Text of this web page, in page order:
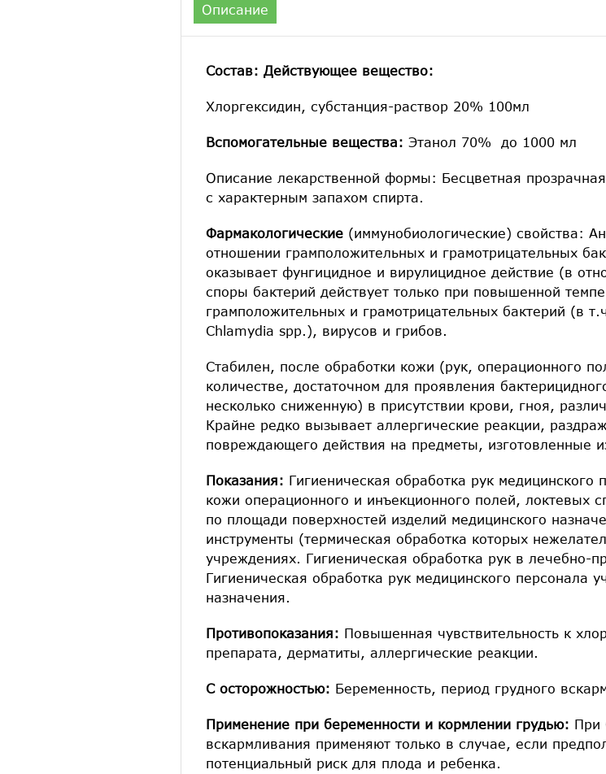
Описание
Состав: Действующее вещество:
Хлоргексидин, субстанция-раствор 20% 100мл
Вспомогательные вещества: Этанол 70% до 1000 мл
Описание лекарственной формы: Бесцветная
с характерным запахом спирта.
Фармакологические (иммунобиологические) свойства:
отношении грамположительных и грамотрицательных
оказывает фунгицидное и вирулицидное действие (в
споры бактерий действует только при повышенной
грамположительных и грамотрицательных бактерий (в
Chlamydia spp.), вирусов и грибов.
Стабилен, после обработки кожи (рук, операционного
количестве, достаточном для проявления
несколько сниженную) в присутствии крови, гноя,
Крайне редко вызывает аллергические реакции,
повреждающего действия на предметы, изготовленные
Показания: Гигиеническая обработка рук медицинского
кожи операционного и инъекционного полей, локтевых
по площади поверхностей изделий медицинского
инструменты (термическая обработка которых
учреждениях. Гигиеническая обработка рук в лечебно-
Гигиеническая обработка рук медицинского персонала
назначения.
Противопоказания: Повышенная чувствительность к
препарата, дерматиты, аллергические реакции.
С осторожностью: Беременность, период грудного
Применение при беременности и кормлении грудью: При
вскармливания применяют только в случае, если
потенциальный риск для плода и ребенка.